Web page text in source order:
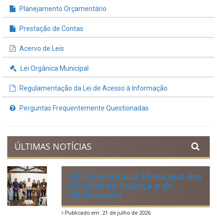
INFORMAÇÕES ÚTEIS
Acervo de Leis
Lei Orgânica Municipal
Regulamentação da Lei de Acesso à Informação
Perguntas Frequentemente Questionadas